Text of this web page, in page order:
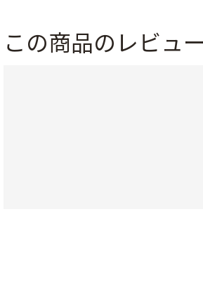
この商品のレビュー